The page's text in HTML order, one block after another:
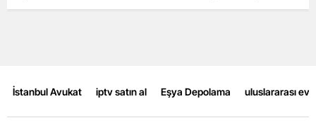
İstanbul Avukat iptv satın al Eşya Depolama uluslararası